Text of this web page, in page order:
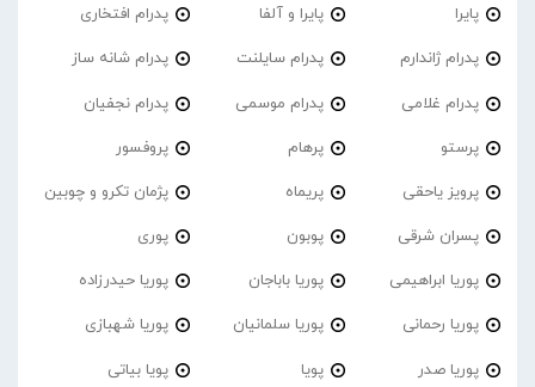
پایرا پایرا و آلفا پدرام افتخاری
پدرام ژاندارم پدرام‌ سایلنت پدرام شانه ساز
پدرام غلامی پدرام موسمی پدرام نجفیان
پرستو پرهام پروفسور
پرویز یاحقی پریماه پژمان تکرو و چوبین
پسران شرقی پوبون پوری
پوریا ابراهیمی پوریا باباجان پوریا حیدرزاده
پوریا رحمانی پوریا سلمانیان پوریا شهبازی
پوریا صدر پویا پویا بیاتی